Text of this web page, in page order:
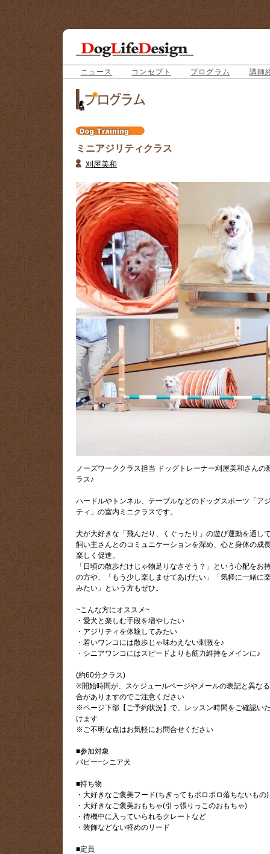
ニュース コンセプト プログラム 講師
ミニアジリティクラス
刈屋美和
ノーズワーククラス担当 ドッグトレーナー刈屋美和さんの
ラス♪
ハードルやトンネル、テーブルなどのドッグスポーツ「ア
ティ」の室内ミニクラスです。
犬が大好きな「飛んだり、くぐったり」の遊び運動を通し
飼い主さんとのコミュニケーションを深め、心と身体の成
楽しく促進。
「日頃の散歩だけじゃ物足りなさそう？」という心配をお
の方や、「もう少し楽しませてあげたい」「気軽に一緒に
みたい」という方もぜひ。
~こんな方にオススメ~
・愛犬と楽しむ手段を増やしたい
・アジリティを体験してみたい
・若いワンコには散歩じゃ味わえない刺激を♪
・シニアワンコにはスピードよりも筋力維持をメインに♪
(約60分クラス)
※開始時間が、スケジュールページやメールの表記と異な
合がありますのでご注意ください
※ページ下部【ご予約状況】で、レッスン時間をご確認い
けます
※ご不明な点はお気軽にお問合せください
■参加対象
パピー~シニア犬
■持ち物
・大好きなご褒美フード(ちぎってもポロポロ落ちないもの)
・大好きなご褒美おもちゃ(引っ張りっこのおもちゃ)
・待機中に入っていられるクレートなど
・装飾などない軽めのリード
■定員